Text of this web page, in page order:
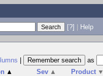
[?] | Help
as
▲ Sev ▲ Product ▼